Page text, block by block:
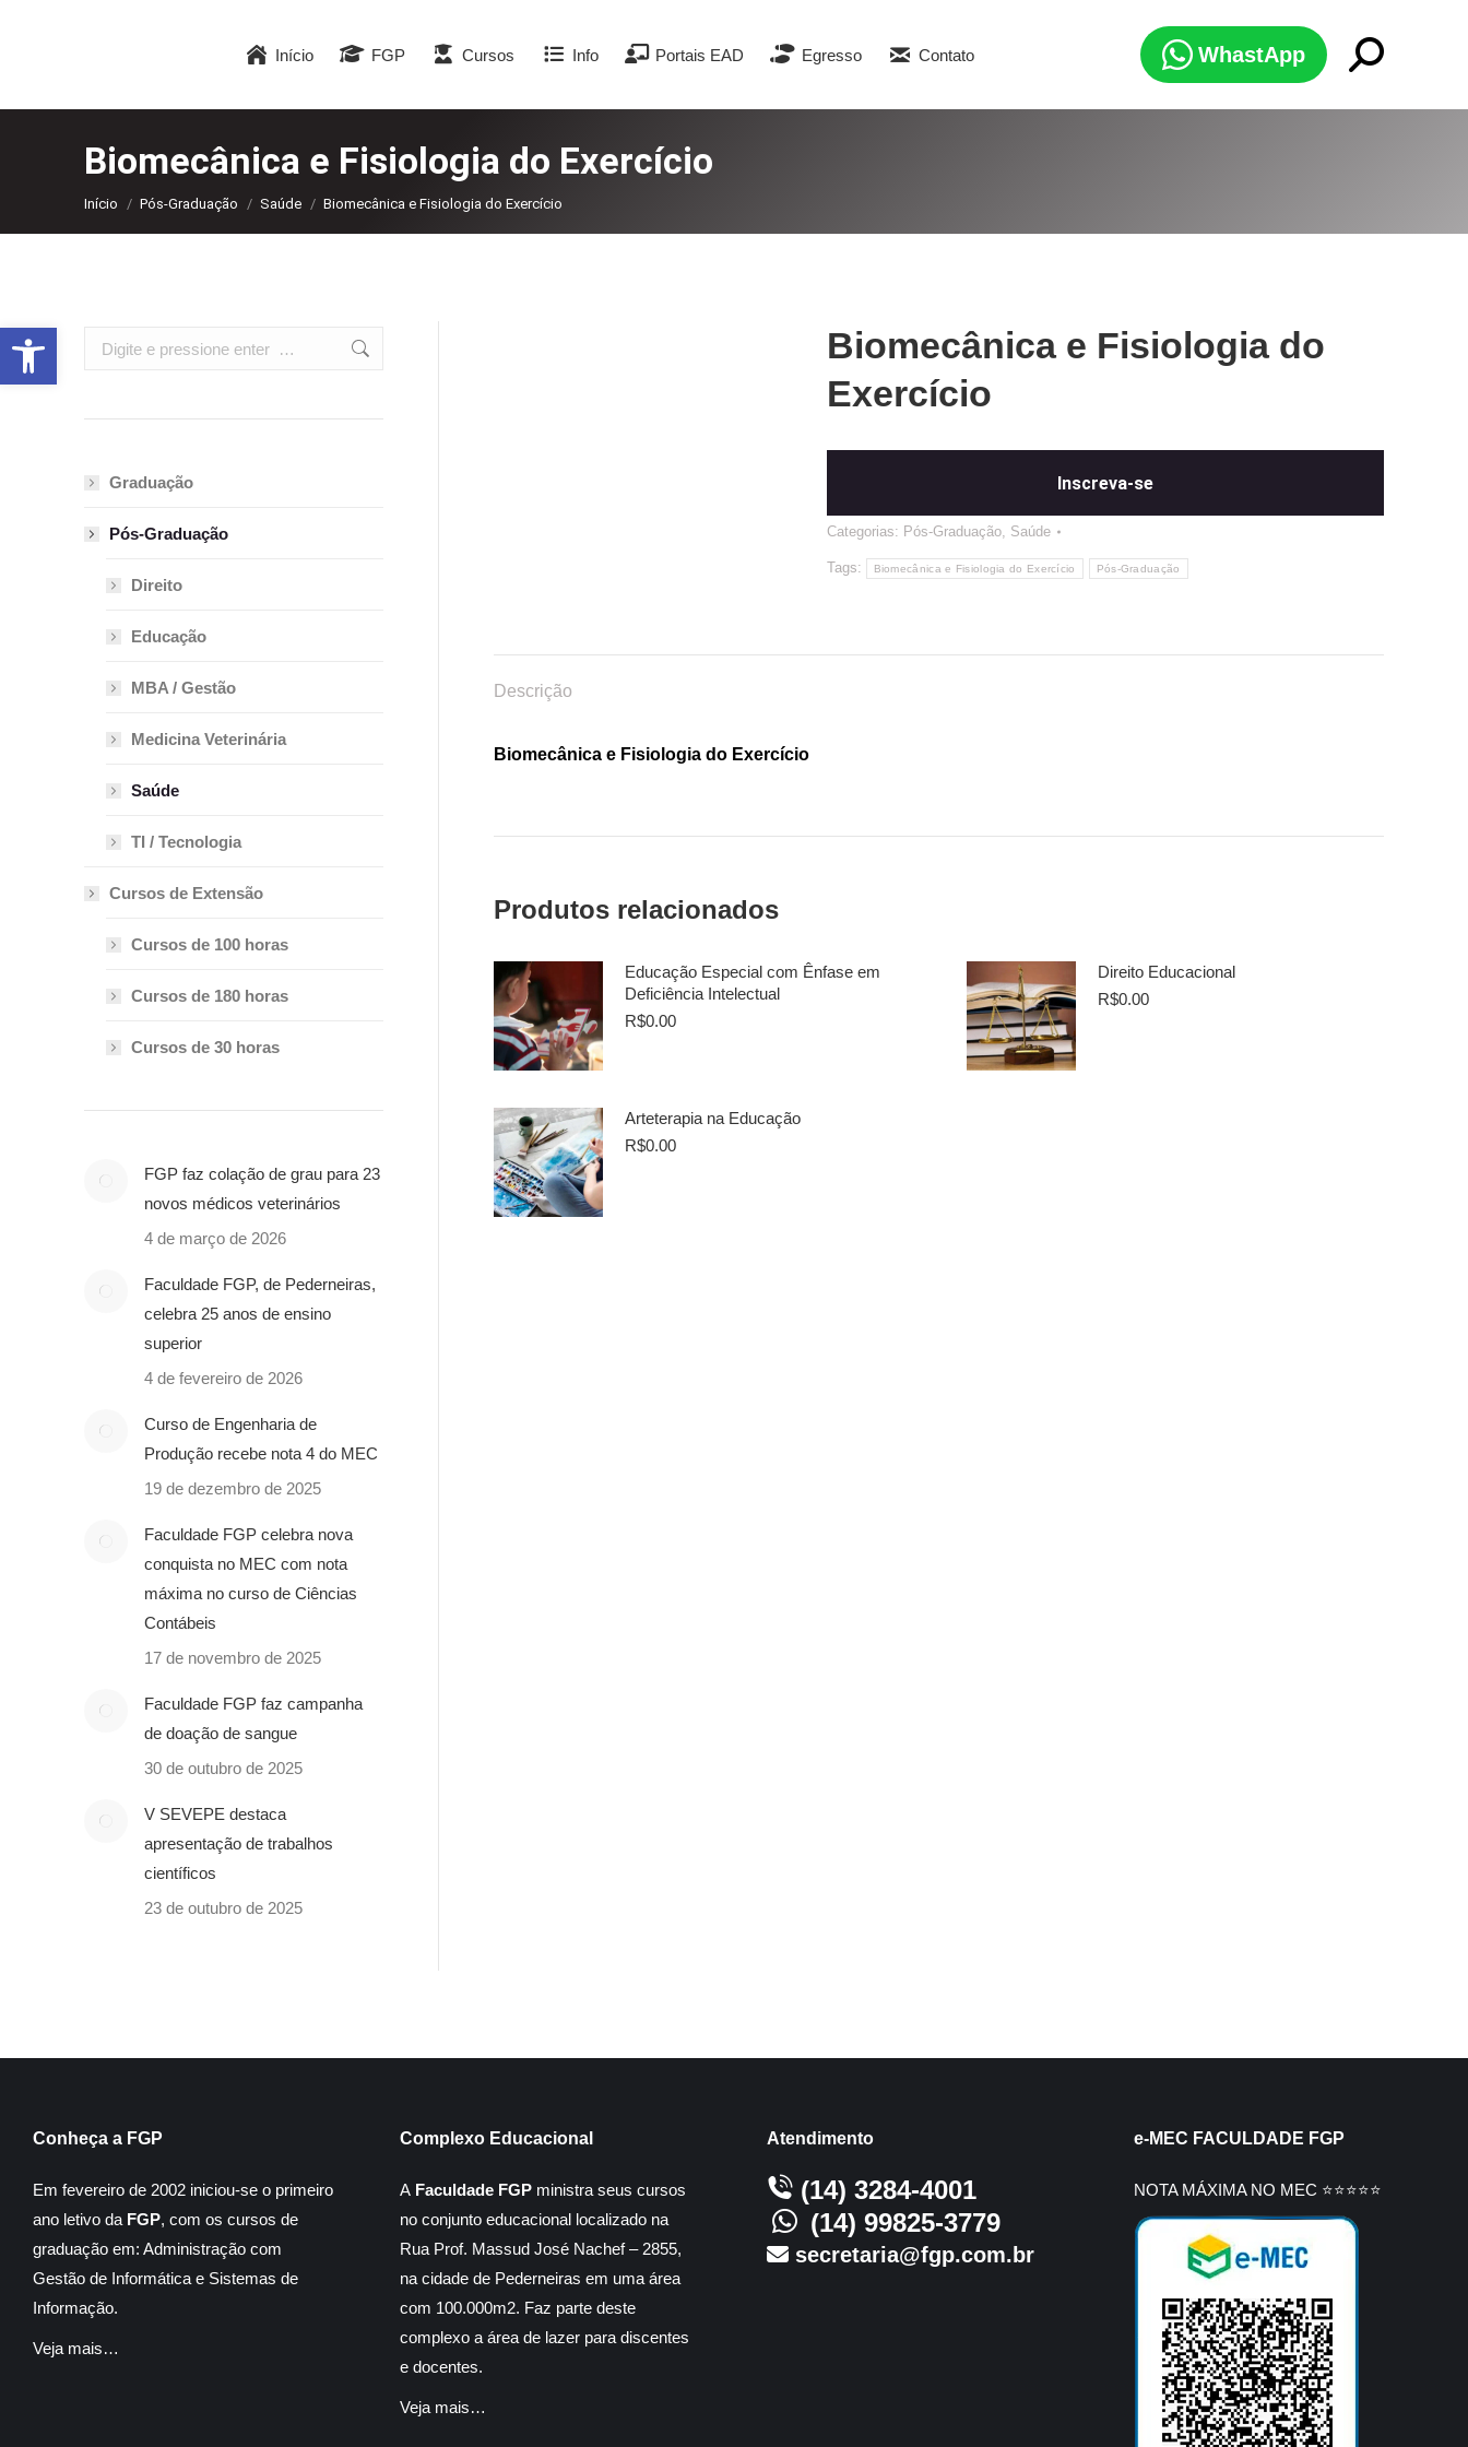
Início FGP Cursos Info Portais EAD Egresso Contato WhastApp Search:
Biomecânica e Fisiologia do Exercício
Você está aqui:
Início Pós-Graduação Saúde Biomecânica e Fisiologia do Exercício
Biomecânica e Fisiologia do
Exercício
Inscreva-se
Categorias: Pós-Graduação, Saúde
Tags: Biomecânica e Fisiologia do Exercício Pós-Graduação
Descrição
Biomecânica e Fisiologia do Exercício
Produtos relacionados
Educação Especial com Ênfase em
Deficiência Intelectual
R$0.00
Direito Educacional
R$0.00
Arteterapia na Educação
R$0.00
Search:
Graduação
Pós-Graduação
Direito
Educação
MBA / Gestão
Medicina Veterinária
Saúde
TI / Tecnologia
Cursos de Extensão
Cursos de 100 horas
Cursos de 180 horas
Cursos de 30 horas
FGP faz colação de grau para 23
novos médicos veterinários
4 de março de 2026
Faculdade FGP, de Pederneiras,
celebra 25 anos de ensino
superior
4 de fevereiro de 2026
Curso de Engenharia de
Produção recebe nota 4 do MEC
19 de dezembro de 2025
Faculdade FGP celebra nova
conquista no MEC com nota
máxima no curso de Ciências
Contábeis
17 de novembro de 2025
Faculdade FGP faz campanha
de doação de sangue
30 de outubro de 2025
V SEVEPE destaca
apresentação de trabalhos
científicos
23 de outubro de 2025
Conheça a FGP
Em fevereiro de 2002 iniciou-se o primeiro
ano letivo da FGP, com os cursos de
graduação em: Administração com
Gestão de Informática e Sistemas de
Informação.
Veja mais…
Complexo Educacional
A Faculdade FGP ministra seus cursos
no conjunto educacional localizado na
Rua Prof. Massud José Nachef – 2855,
na cidade de Pederneiras em uma área
com 100.000m2. Faz parte deste
complexo a área de lazer para discentes
e docentes.
Veja mais…
Atendimento
(14) 3284-4001
(14) 99825-3779
secretaria@fgp.com.br
e-MEC FACULDADE FGP
NOTA MÁXIMA NO MEC ⭐⭐⭐⭐⭐
Abrir a barra de ferramentas